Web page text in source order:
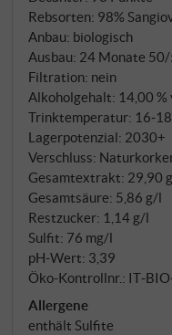
pudrigen und
schöne Energie und
Charme des
Authentizität jedes
SUPERIORE.DE
Rebsorten: 98%
Anbau: biologisch
Ausbau: 24 Monate
Filtration: nein
Alkoholgehalt: 14,00 %
Trinktemperatur: 16‑18
Lagerpotenzial: 2030+
Verschluss:
Gesamtextrakt: 29,90
Gesamtsäure: 5,86 g/l
Restzucker: 1,14 g/l
Sulfit: 76 mg/l
pH-Wert: 3,39
Öko-Kontrollnr.:
Allergene
enthält Sulfite